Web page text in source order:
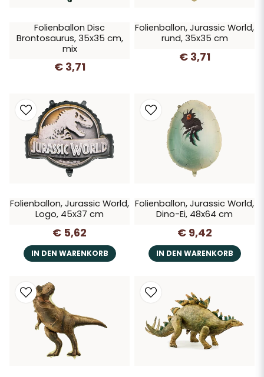
Folienballon Disc
Brontosaurus, 35x35 cm,
mix
€ 3,71
Folienballon, Jurassic World,
rund, 35x35 cm
€ 3,71
Folienballon, Jurassic World,
Logo, 45x37 cm
€ 5,62
IN DEN WARENKORB
Folienballon, Jurassic World,
Dino-Ei, 48x64 cm
€ 9,42
IN DEN WARENKORB